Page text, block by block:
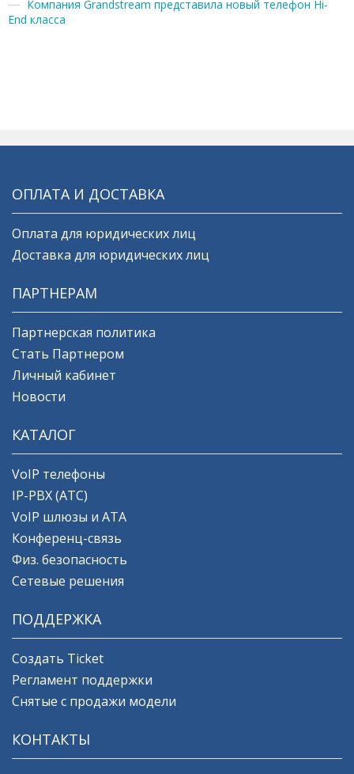
Компания Grandstream представила новый телефон Hi-
End класса
ОПЛАТА И ДОСТАВКА
Оплата для юридических лиц
Доставка для юридических лиц
ПАРТНЕРАМ
Партнерская политика
Стать Партнером
Личный кабинет
Новости
КАТАЛОГ
VoIP телефоны
IP-PBX (АТС)
VoIP шлюзы и ATA
Конференц-связь
Физ. безопасность
Сетевые решения
ПОДДЕРЖКА
Создать Ticket
Регламент поддержки
Снятые с продажи модели
КОНТАКТЫ